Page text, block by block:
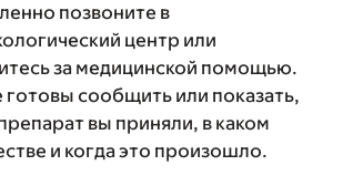
позвоните в
центр или
за медицинской помощью.
готовы сообщить или показать,
вы приняли, в каком
и когда это произошло.